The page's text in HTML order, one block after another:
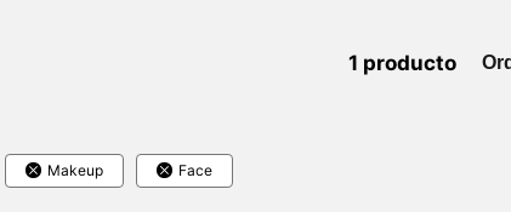
1 producto
Makeup Face